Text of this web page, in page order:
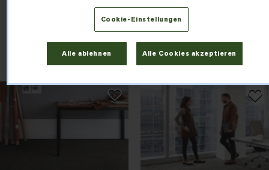
Filtern nach
Cookie-Einstellungen
Alle ablehnen Alle Cookies akzeptieren